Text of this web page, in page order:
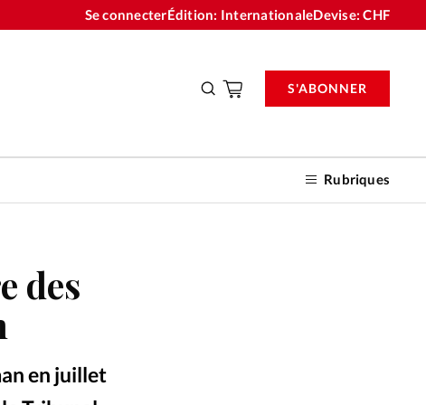
Se connecterÉdition: InternationaleDevise:CHF
Rubriques
S'ABONNER
des
en juillet